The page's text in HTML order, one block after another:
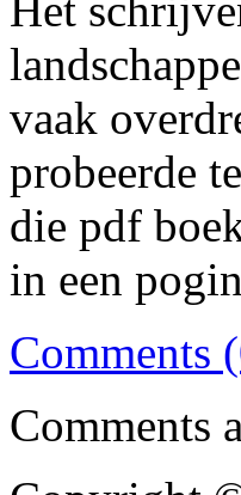
vaak
probeerde
die pdf
in een
Comments
Comments